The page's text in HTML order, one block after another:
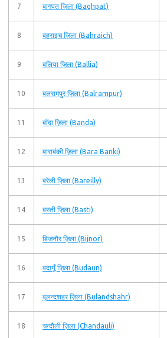
7 बागपत ज़िला (Baghpat)
8 बहराइच ज़िला (Bahraich)
9 बलिया ज़िला (Ballia)
10 बलरामपुर ज़िला (Balrampur)
11 बाँदा ज़िला (Banda)
12 बाराबंकी ज़िला (Bara Banki)
13 बरेली ज़िला (Bareilly)
14 बस्ती ज़िला (Basti)
15 बिजनौर ज़िला (Bijnor)
16 बदायूँ ज़िला (Budaun)
17 बुलन्दशहर ज़िला (Bulandshahr)
18 चन्दौली ज़िला (Chandauli)